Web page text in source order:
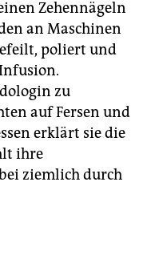
Zehennägeln
an Maschinen
poliert und
zu
auf Fersen und
erklärt sie die
ihre
ziemlich durch